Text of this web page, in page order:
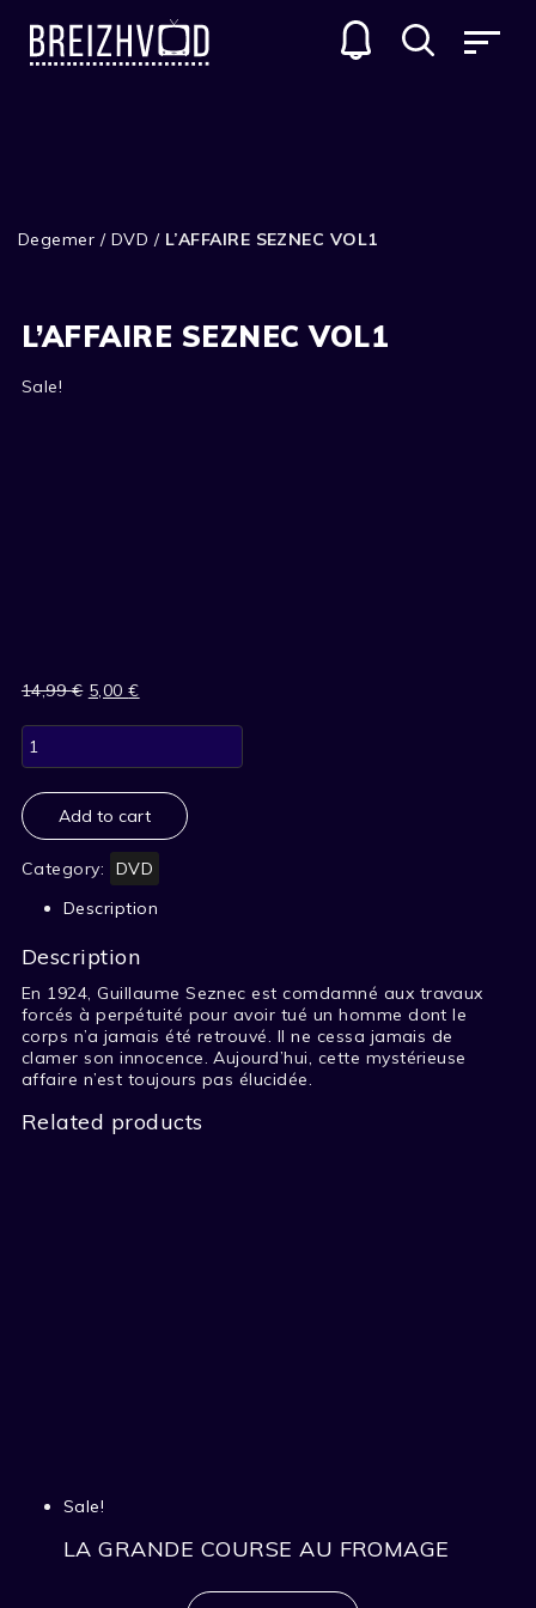
Degemer / DVD / L’AFFAIRE SEZNEC VOL1
L’AFFAIRE SEZNEC VOL1
Sale!
14,99€ Original
was:
5,00€
is:
L'AFFAIRE
SEZNEC
VOL1
quantity
Add to cart
Category:
DVD
Description
Description
En 1924, Guillaume Seznec est comdamné aux travaux
forcés à perpétuité pour avoir tué un homme dont le
corps n’a jamais été retrouvé. Il ne cessa jamais de
clamer son innocence. Aujourd’hui, cette mystérieuse
affaire n’est toujours pas élucidée.
Related products
Sale!
LA GRANDE COURSE AU FROMAGE